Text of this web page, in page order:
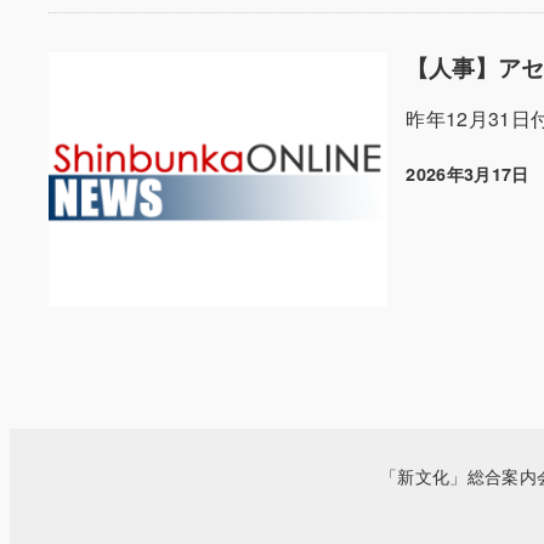
【人事】ア
昨年12月31日
投稿日
2026年3月17日
「新文化」総合案内